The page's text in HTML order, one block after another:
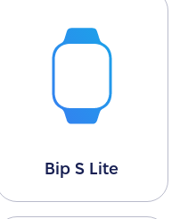
Bip S Lite